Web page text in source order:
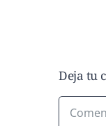
Deja tu
Comentar